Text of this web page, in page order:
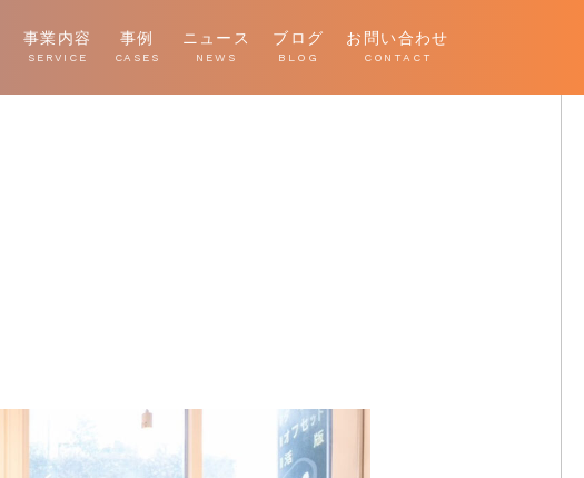
事業内容
SERVICE
事例
CASES
ニュース
NEWS
ブログ
BLOG
お問い合わせ
CONTACT